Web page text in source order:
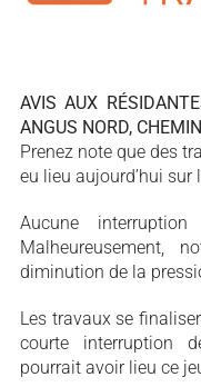
AVIS AUX
ANGUS NORD,
Prenez note que des
eu lieu aujourd’hui
Aucune
Malheureusement,
diminution de la
Les travaux se
courte interruption
pourrait avoir lieu ce